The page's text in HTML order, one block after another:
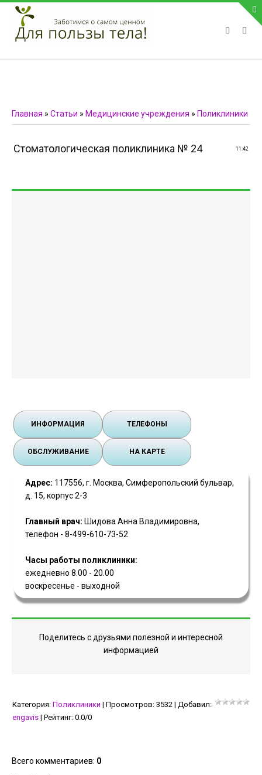
ПРИВЕТСТВУЕМ НА НАШЕМ САЙТЕ
Блок скоро обновится
Главная » Статьи » Медицинские учреждения » Поликлиники
11:42
Стоматологическая поликлиника № 24
ИНФОРМАЦИЯ ТЕЛЕФОНЫ
ОБСЛУЖИВАНИЕ НА КАРТЕ
Адрес: 117556, г. Москва, Симферопольский бульвар,
д. 15, корпус 2-3
Главный врач: Шидова Анна Владимировна,
телефон - 8-499-610-73-52
Часы работы поликлиники:
ежедневно 8.00 - 20.00
воскресенье - выходной
Поделитесь с друзьями полезной и интересной
информацией
Категория: Поликлиники | Просмотров: 3532 | Добавил:
engavis | Рейтинг: 0.0/0
Всего комментариев: 0